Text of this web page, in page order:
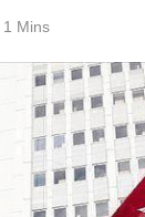
1 Mins